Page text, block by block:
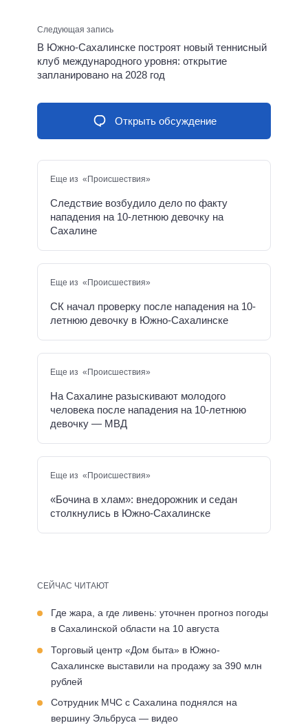
Следующая запись
В Южно-Сахалинске построят новый теннисный
клуб международного уровня: открытие
запланировано на 2028 год
Открыть обсуждение
Еще из «Происшествия»
Следствие возбудило дело по факту
нападения на 10-летнюю девочку на
Сахалине
Еще из «Происшествия»
СК начал проверку после нападения на 10-
летнюю девочку в Южно-Сахалинске
Еще из «Происшествия»
На Сахалине разыскивают молодого
человека после нападения на 10-летнюю
девочку — МВД
Еще из «Происшествия»
«Бочина в хлам»: внедорожник и седан
столкнулись в Южно-Сахалинске
СЕЙЧАС ЧИТАЮТ
Где жара, а где ливень: уточнен прогноз погоды
в Сахалинской области на 10 августа
Торговый центр «Дом быта» в Южно-
Сахалинске выставили на продажу за 390 млн
рублей
Сотрудник МЧС с Сахалина поднялся на
вершину Эльбруса — видео